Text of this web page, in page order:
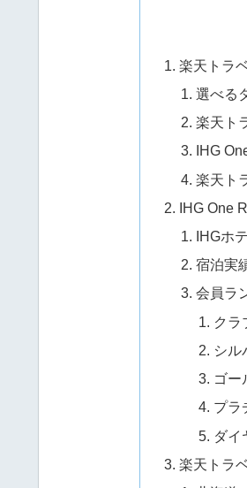
楽天トラ
選べる
楽天ト
IHG
楽天ト
IHG One
IHGホ
宿泊実
会員ラ
クラ
シル
ゴー
プラ
ダイ
楽天トラ